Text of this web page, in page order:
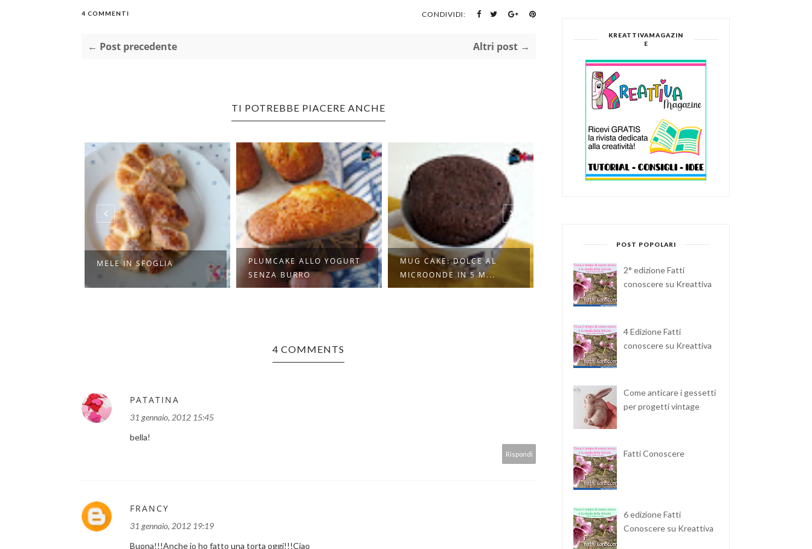
4 COMMENTI CONDIVIDI:
← Post precedente Altri post →
TI POTREBBE PIACERE ANCHE
MELE IN SFOGLIA
PLUMCAKE ALLO YOGURT
SENZA BURRO
MUG CAKE: DOLCE AL
MICROONDE IN 5 M...
CRINKLE COOKIE:
BISCOTTI AL CIOCCOL...
4 COMMENTS
PATATINA
31 gennaio, 2012 15:45
bella!
Rispondi
FRANCY
31 gennaio, 2012 19:19
Buona!!!Anche io ho fatto una torta oggi!!!Ciao
KREATTIVAMAGAZIN
E
POST POPOLARI
2° edizione Fatti
conoscere su Kreattiva
4 Edizione Fatti
conoscere su Kreattiva
Come anticare i gessetti
per progetti vintage
Fatti Conoscere
6 edizione Fatti
Conoscere su Kreattiva